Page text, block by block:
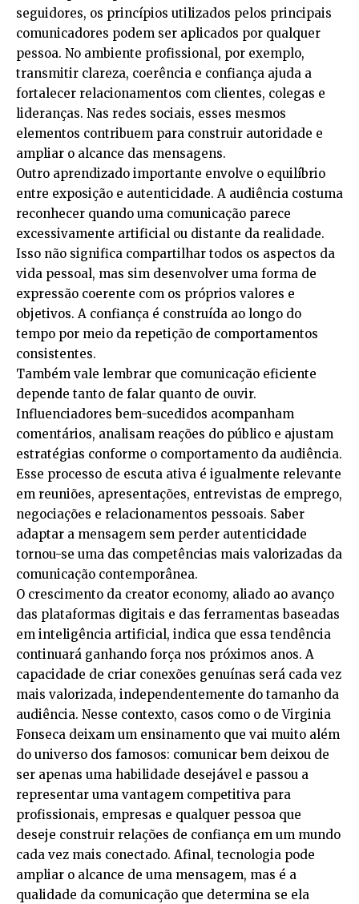
seguidores, os princípios utilizados pelos principais
comunicadores podem ser aplicados por qualquer
pessoa. No ambiente profissional, por exemplo,
transmitir clareza, coerência e confiança ajuda a
fortalecer relacionamentos com clientes, colegas e
lideranças. Nas redes sociais, esses mesmos
elementos contribuem para construir autoridade e
ampliar o alcance das mensagens.
Outro aprendizado importante envolve o equilíbrio
entre exposição e autenticidade. A audiência costuma
reconhecer quando uma comunicação parece
excessivamente artificial ou distante da realidade.
Isso não significa compartilhar todos os aspectos da
vida pessoal, mas sim desenvolver uma forma de
expressão coerente com os próprios valores e
objetivos. A confiança é construída ao longo do
tempo por meio da repetição de comportamentos
consistentes.
Também vale lembrar que comunicação eficiente
depende tanto de falar quanto de ouvir.
Influenciadores bem-sucedidos acompanham
comentários, analisam reações do público e ajustam
estratégias conforme o comportamento da audiência.
Esse processo de escuta ativa é igualmente relevante
em reuniões, apresentações, entrevistas de emprego,
negociações e relacionamentos pessoais. Saber
adaptar a mensagem sem perder autenticidade
tornou-se uma das competências mais valorizadas da
comunicação contemporânea.
O crescimento da creator economy, aliado ao avanço
das plataformas digitais e das ferramentas baseadas
em inteligência artificial, indica que essa tendência
continuará ganhando força nos próximos anos. A
capacidade de criar conexões genuínas será cada vez
mais valorizada, independentemente do tamanho da
audiência. Nesse contexto, casos como o de Virginia
Fonseca deixam um ensinamento que vai muito além
do universo dos famosos: comunicar bem deixou de
ser apenas uma habilidade desejável e passou a
representar uma vantagem competitiva para
profissionais, empresas e qualquer pessoa que
deseje construir relações de confiança em um mundo
cada vez mais conectado. Afinal, tecnologia pode
ampliar o alcance de uma mensagem, mas é a
qualidade da comunicação que determina se ela